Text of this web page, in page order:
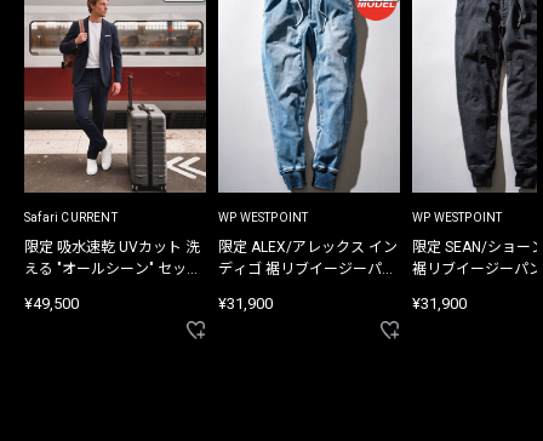
Safari CURRENT
限定 吸水速乾 UVカット 洗
える "オールシーン" セット
¥49,500
WP WESTPOINT
限定 ALEX/アレックス イン
ディゴ 裾リブイージーパン
¥31,900
WP WESTPOINT
限定 SEAN/ショー
裾リブイージーパ
¥31,900